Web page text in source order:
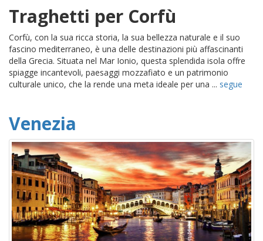
Traghetti per Corfù
Corfù, con la sua ricca storia, la sua bellezza naturale e il suo
fascino mediterraneo, è una delle destinazioni più affascinanti
della Grecia. Situata nel Mar Ionio, questa splendida isola offre
spiagge incantevoli, paesaggi mozzafiato e un patrimonio
culturale unico, che la rende una meta ideale per una ... segue
Venezia